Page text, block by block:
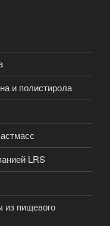
и полистирола
LRS
из пищевого